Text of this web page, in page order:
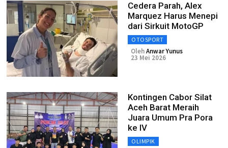
Cedera Parah, Alex
Marquez Harus Menepi
dari Sirkuit MotoGP
OTOSPORT
OlehAnwar Yunus
23 Mei 2026
Kontingen Cabor Silat
Aceh Barat Meraih
Juara Umum Pra Pora
ke IV
OLIMPIK